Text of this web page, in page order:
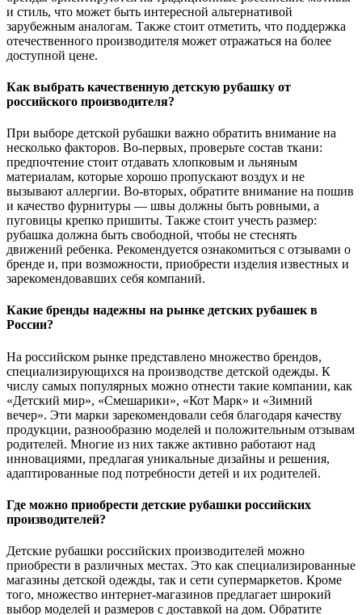
и стиль, что может быть интересной альтернативой
зарубежным аналогам. Также стоит отметить, что поддержка
отечественного производителя может отражаться на более
доступной цене.
Как выбрать качественную детскую рубашку от
российского производителя?
При выборе детской рубашки важно обратить внимание на
несколько факторов. Во-первых, проверьте состав ткани:
предпочтение стоит отдавать хлопковым и льняным
материалам, которые хорошо пропускают воздух и не
вызывают аллергии. Во-вторых, обратите внимание на пошив
и качество фурнитуры — швы должны быть ровными, а
пуговицы крепко пришиты. Также стоит учесть размер:
рубашка должна быть свободной, чтобы не стеснять
движений ребенка. Рекомендуется ознакомиться с отзывами о
бренде и, при возможности, приобрести изделия известных и
зарекомендовавших себя компаний.
Какие бренды надежны на рынке детских рубашек в
России?
На российском рынке представлено множество брендов,
специализирующихся на производстве детской одежды. К
числу самых популярных можно отнести такие компании, как
«Детский мир», «Смешарики», «Кот Марк» и «Зимний
вечер». Эти марки зарекомендовали себя благодаря качеству
продукции, разнообразию моделей и положительным отзывам
родителей. Многие из них также активно работают над
инновациями, предлагая уникальные дизайны и решения,
адаптированные под потребности детей и их родителей.
Где можно приобрести детские рубашки российских
производителей?
Детские рубашки российских производителей можно
приобрести в различных местах. Это как специализированные
магазины детской одежды, так и сети супермаркетов. Кроме
того, множество интернет-магазинов предлагает широкий
выбор моделей и размеров с доставкой на дом. Обратите